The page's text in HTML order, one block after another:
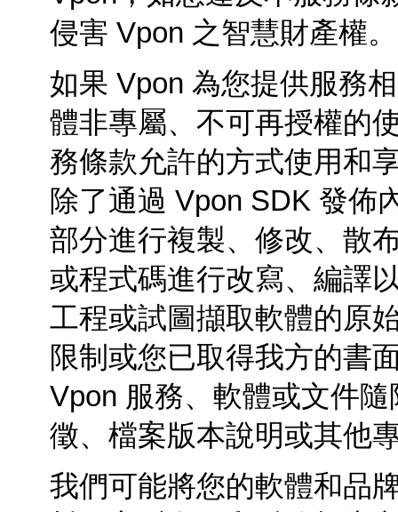
侵害 Vpon 之智慧財產權。
如果 Vpon 為您提供服務
體非專屬、不可再授權的
務條款允許的方式使用和
除了通過 Vpon SDK 發佈
部分進行複製、修改、散
或程式碼進行改寫、編譯
工程或試圖擷取軟體的原
限制或您已取得我方的書
Vpon 服務、軟體或文件
徵、檔案版本說明或其他
我們可能將您的軟體和品